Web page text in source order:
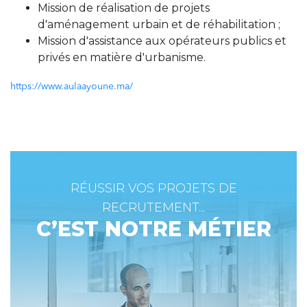
Mission de réalisation de projets
d'aménagement urbain et de réhabilitation ;
Mission d'assistance aux opérateurs publics et
privés en matière d'urbanisme.
https://www.aulaayoune.ma/
RÉUSSIR VOS PROJETS DE
RECRUTEMENT...
C’EST NOTRE MÉTIER